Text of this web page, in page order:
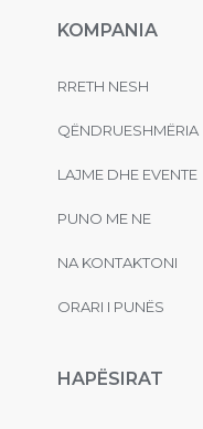
KOMPANIA
RRETH NESH
QËNDRUESHMËRIA
LAJME DHE EVENTE
PUNO ME NE
NA KONTAKTONI
ORARI I PUNËS
HAPËSIRAT